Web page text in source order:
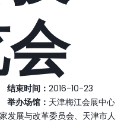
结束时间： 2016-10-23
举办场馆： 天津梅江会展中心
发展与改革委员会、天津市人